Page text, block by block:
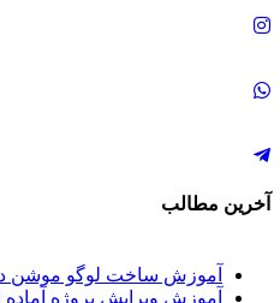
آخرین مطالب
آموزش ساخت لوگو موشن
آموزش ویرایش پروژه آماده